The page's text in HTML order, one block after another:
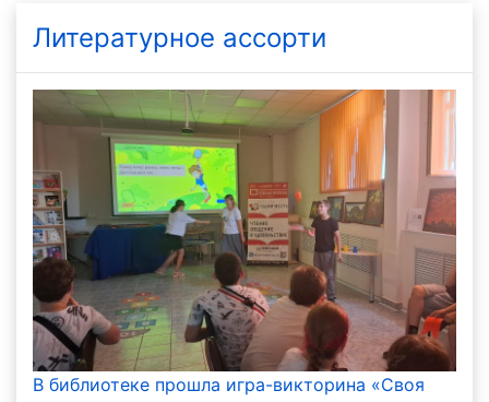
Литературное ассорти
В библиотеке прошла игра-викторина «Своя